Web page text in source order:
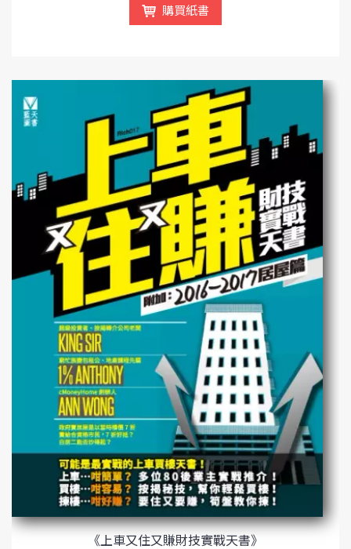
購買紙書
《上車又住又賺財技實戰天書》